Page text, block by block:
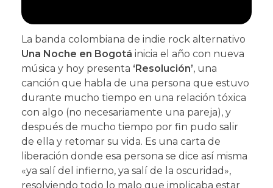
La banda colombiana de indie rock alternativo
Una Noche en Bogotá inicia el año con nueva
música y hoy presenta ‘Resolución’, una
canción que habla de una persona que estuvo
durante mucho tiempo en una relación tóxica
con algo (no necesariamente una pareja), y
después de mucho tiempo por fin pudo salir
de ella y retomar su vida. Es una carta de
liberación donde esa persona se dice así misma
«ya salí del infierno, ya salí de la oscuridad»,
resolviendo todo lo malo que implicaba estar